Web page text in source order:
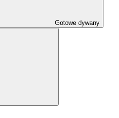
Gotowe dywany